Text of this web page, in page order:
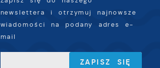
newslettera i otrzymuj najnowsze
wiadomości na podany adres e-
mail
internetowej. Treści
stronach podmiotów
partnerami oraz innych
postaci wiadomości,
społecznościowych.